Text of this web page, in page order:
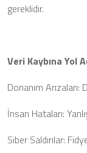
gereklidir.
Veri Kaybına Yol
Donanım Arızaları:
İnsan Hataları:
Siber Saldırılar: